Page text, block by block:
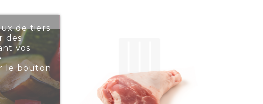
de tiers
des
vos
le bouton